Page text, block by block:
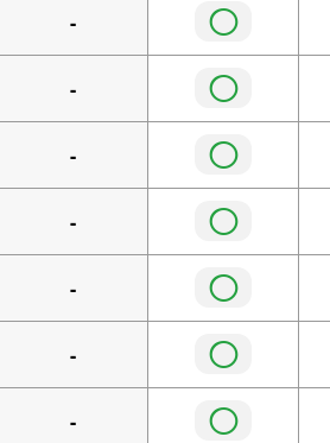
- ◯
- ◯
- ◯
- ◯
- ◯
- ◯
- ◯